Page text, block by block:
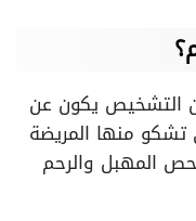
التشخيص يكون عن
تشكو منها المريضة
المهبل والرحم